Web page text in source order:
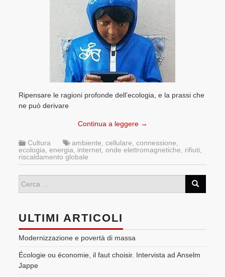
Ripensare le ragioni profonde dell’ecologia, e la prassi che
ne può derivare
Continua a leggere →
Cultura ambiente ,cellulare ,connessione
ecologia ,energia internet ,onde elettromagnetiche rifiuti
riscaldamento globale
ULTIMI ARTICOLI
Modernizzazione e povertà di massa
Écologie ou économie, il faut choisir. Intervista ad Anselm
Jappe